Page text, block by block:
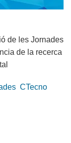
de les Jornades
de la recerca
CTecno